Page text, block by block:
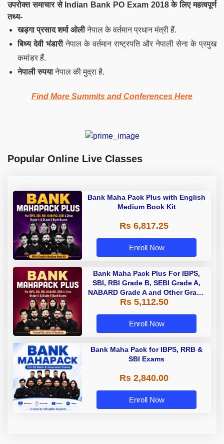
उपरोक्त समाचार से Indian Bank PO Exam 2018 के लिए महत्वपूर्ण
तथ्य-
खड़गा प्रसाद शर्मा ओलीनेपाल के वर्तमान प्रधान मंत्री हैं.
बिध्य देवी भंडारीनेपाल के वर्तमान राष्ट्रपति और नेपाली सेना के प्रमुख
कमांडर हैं.
नेपाली रुपयानेपाल की मुद्रा है.
Find More Summits and Conferences Here
Popular Online Live Classes
Bank Maha Pack Plus with English
Medium Book Kit
Rs 6,817.25
Enroll Now
Bank Maha Pack Plus For IBPS,
SBI, RBI Grade B, SEBI Grade A,
NABARD Grade A and Other Grade
A & Grade B Bank Exams
Rs 5,112.50
Enroll Now
Bank Maha Pack for IBPS, RRB &
SBI Exams
Rs 2,840.00
Enroll Now